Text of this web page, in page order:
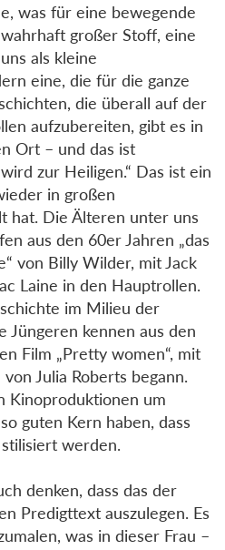
was für eine bewegende
großer Stoff, eine
als kleine
eine, die für die ganze
die überall auf der
aufzubereiten, gibt es in
Ort – und das ist
zur Heiligen.“ Das ist ein
in großen
hat. Die Älteren unter uns
aus den 60er Jahren „das
von Billy Wilder, mit Jack
Laine in den Hauptrollen.
im Milieu der
Jüngeren kennen aus den
Film „Pretty women“, mit
Julia Roberts begann.
Kinoproduktionen um
guten Kern haben, dass
werden.
denken, dass das der
Predigttext auszulegen. Es
was in dieser Frau –